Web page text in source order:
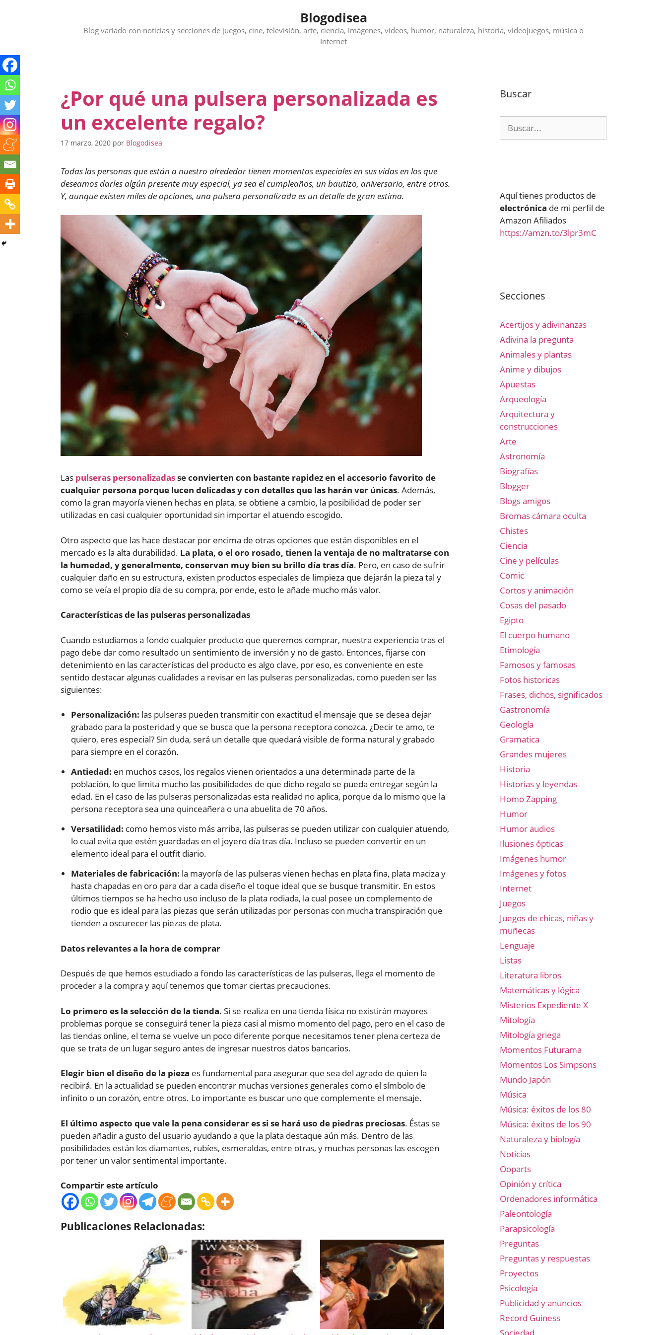
Blogodisea
Blog variado con noticias y secciones de juegos, cine, televisión, arte, ciencia, imágenes, videos, humor, naturaleza, historia, videojuegos, música o
Internet
¿Por qué una pulsera personalizada es
un excelente regalo?
17 marzo, 2020 por Blogodisea
Todas las personas que están a nuestro alrededor tienen momentos especiales en sus vidas en los que
deseamos darles algún presente muy especial, ya sea el cumpleaños, un bautizo, aniversario, entre otros.
Y, aunque existen miles de opciones, una pulsera personalizada es un detalle de gran estima.
Las pulseras personalizadasse convierten con bastante rapidez en el accesorio favorito de
cualquier persona porque lucen delicadas y con detalles que las harán ver únicas. Además,
como la gran mayoría vienen hechas en plata, se obtiene a cambio, la posibilidad de poder ser
utilizadas en casi cualquier oportunidad sin importar el atuendo escogido.
Otro aspecto que las hace destacar por encima de otras opciones que están disponibles en el
mercado es la alta durabilidad. La plata, o el oro rosado, tienen la ventaja de no maltratarse con
la humedad, y generalmente, conservan muy bien su brillo día tras día. Pero, en caso de sufrir
cualquier daño en su estructura, existen productos especiales de limpieza que dejarán la pieza tal y
como se veía el propio día de su compra, por ende, esto le añade mucho más valor.
Características de las pulseras personalizadas
Cuando estudiamos a fondo cualquier producto que queremos comprar, nuestra experiencia tras el
pago debe dar como resultado un sentimiento de inversión y no de gasto. Entonces, fijarse con
detenimiento en las características del producto es algo clave, por eso, es conveniente en este
sentido destacar algunas cualidades a revisar en las pulseras personalizadas, como pueden ser las
siguientes:
Personalización: las pulseras pueden transmitir con exactitud el mensaje que se desea dejar
grabado para la posteridad y que se busca que la persona receptora conozca. ¿Decir te amo, te
quiero, eres especial? Sin duda, será un detalle que quedará visible de forma natural y grabado
para siempre en el corazón.
Antiedad: en muchos casos, los regalos vienen orientados a una determinada parte de la
población, lo que limita mucho las posibilidades de que dicho regalo se pueda entregar según la
edad. En el caso de las pulseras personalizadas esta realidad no aplica, porque da lo mismo que la
persona receptora sea una quinceañera o una abuelita de 70 años.
Versatilidad: como hemos visto más arriba, las pulseras se pueden utilizar con cualquier atuendo,
lo cual evita que estén guardadas en el joyero día tras día. Incluso se pueden convertir en un
elemento ideal para el outfit diario.
Materiales de fabricación: la mayoría de las pulseras vienen hechas en plata fina, plata maciza y
hasta chapadas en oro para dar a cada diseño el toque ideal que se busque transmitir. En estos
últimos tiempos se ha hecho uso incluso de la plata rodiada, la cual posee un complemento de
rodio que es ideal para las piezas que serán utilizadas por personas con mucha transpiración que
tienden a oscurecer las piezas de plata.
Datos relevantes a la hora de comprar
Después de que hemos estudiado a fondo las características de las pulseras, llega el momento de
proceder a la compra y aquí tenemos que tomar ciertas precauciones.
Lo primero es la selección de la tienda. Si se realiza en una tienda física no existirán mayores
problemas porque se conseguirá tener la pieza casi al mismo momento del pago, pero en el caso de
las tiendas online, el tema se vuelve un poco diferente porque necesitamos tener plena certeza de
que se trata de un lugar seguro antes de ingresar nuestros datos bancarios.
Elegir bien el diseño de la pieza es fundamental para asegurar que sea del agrado de quien la
recibirá. En la actualidad se pueden encontrar muchas versiones generales como el símbolo de
infinito o un corazón, entre otros. Lo importante es buscar uno que complemente el mensaje.
El último aspecto que vale la pena considerar es si se hará uso de piedras preciosas. Éstas se
pueden añadir a gusto del usuario ayudando a que la plata destaque aún más. Dentro de las
posibilidades están los diamantes, rubíes, esmeraldas, entre otras, y muchas personas las escogen
por tener un valor sentimental importante.
Compartir este artículo
Publicaciones Relacionadas:
Buscar
Aquí tienes productos de
electrónica de mi perfil de
Amazon Afiliados
https://amzn.to/3lpr3mC
Secciones
Acertijos y adivinanzas
Adivina la pregunta
Animales y plantas
Anime y dibujos
Apuestas
Arqueología
Arquitectura y
construcciones
Arte
Astronomía
Biografías
Blogger
Blogs amigos
Bromas cámara oculta
Chistes
Ciencia
Cine y películas
Comic
Cortos y animación
Cosas del pasado
Egipto
El cuerpo humano
Etimología
Famosos y famosas
Fotos historicas
Frases, dichos, significados
Gastronomía
Geología
Gramatica
Grandes mujeres
Historia
Historias y leyendas
Homo Zapping
Humor
Humor audios
Ilusiones ópticas
Imágenes humor
Imágenes y fotos
Internet
Juegos
Juegos de chicas, niñas y
muñecas
Lenguaje
Listas
Literatura libros
Matemáticas y lógica
Misterios Expediente X
Mitología
Mitología griega
Momentos Futurama
Momentos Los Simpsons
Mundo Japón
Música
Música: éxitos de los 80
Música: éxitos de los 90
Naturaleza y biología
Noticias
Ooparts
Opinión y crítica
Ordenadores informática
Paleontología
Parapsicología
Preguntas
Preguntas y respuestas
Proyectos
Psicología
Publicidad y anuncios
Record Guiness